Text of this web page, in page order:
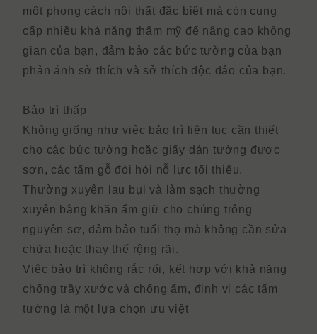
một phong cách nội thất đặc biệt mà còn cung
cấp nhiều khả năng thẩm mỹ để nâng cao không
gian của bạn, đảm bảo các bức tường của bạn
phản ánh sở thích và sở thích độc đáo của bạn.
Bảo trì thấp
Không giống như việc bảo trì liên tục cần thiết
cho các bức tường hoặc giấy dán tường được
sơn, các tấm gỗ đòi hỏi nỗ lực tối thiểu.
Thường xuyên lau bụi và làm sạch thường
xuyên bằng khăn ẩm giữ cho chúng trông
nguyên sơ, đảm bảo tuổi thọ mà không cần sửa
chữa hoặc thay thế rộng rãi.
Việc bảo trì không rắc rối, kết hợp với khả năng
chống trầy xước và chống ẩm, định vị các tấm
tường là một lựa chọn ưu việt